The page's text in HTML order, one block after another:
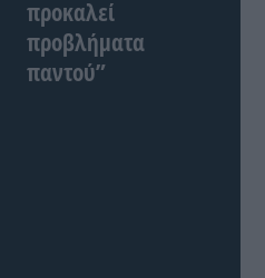
προκαλεί
προβλήματα
παντού”